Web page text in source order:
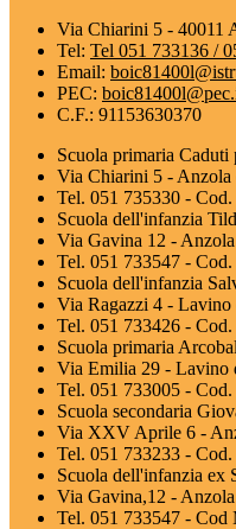
Via Chiarini 5 - 40011
Tel: Tel 051 733136 /
Email:
PEC:
C.F.: 91153630370
Scuola primaria Caduti
Via Chiarini 5 - Anzola
Tel. 051 735330 -
Scuola dell'infanzia
Via Gavina 12 -
Tel. 051 733547 -
Scuola dell'infanzia
Via Ragazzi 4 -
Tel. 051 733426 -
Scuola primaria
Via Emilia 29 - Lavino
Tel. 051 733005 -
Scuola secondaria
Via XXV Aprile 6 -
Tel. 051 733233 -
Scuola dell'infanzia ex
Via Gavina,12 -
Tel. 051 733547 -